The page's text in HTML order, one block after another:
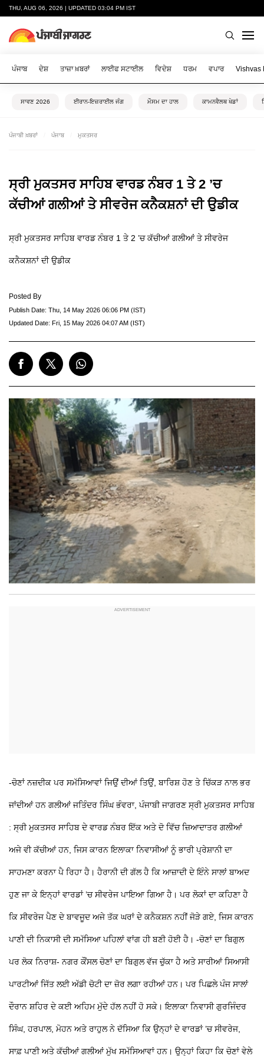
THU, AUG 06, 2026 | UPDATED 03:04 PM IST
ਪੰਜਾਬ ਦੇਸ਼ ਤਾਜ਼ਾ ਖ਼ਬਰਾਂ ਲਾਈਫ ਸਟਾਈਲ ਵਿਦੇਸ਼ ਧਰਮ ਵਪਾਰ Vishvas
ਸਾਵਣ 2026 ਈਰਾਨ-ਇਜ਼ਰਾਈਲ ਜੰਗ ਮੌਸਮ ਦਾ ਹਾਲ ਕਾਮਨਵੈਲਥ ਖੇਡਾਂ
ਪੰਜਾਬੀ ਖ਼ਬਰਾਂ ਪੰਜਾਬ ਮੁਕਤਸਰ
ਸ੍ਰੀ ਮੁਕਤਸਰ ਸਾਹਿਬ ਵਾਰਡ ਨੰਬਰ 1 ਤੇ 2 ’ਚ
ਕੱਚੀਆਂ ਗਲੀਆਂ ਤੇ ਸੀਵਰੇਜ ਕਨੈਕਸ਼ਨਾਂ ਦੀ ਉਡੀਕ
ਸ੍ਰੀ ਮੁਕਤਸਰ ਸਾਹਿਬ ਵਾਰਡ ਨੰਬਰ 1 ਤੇ 2 ’ਚ ਕੱਚੀਆਂ ਗਲੀਆਂ ਤੇ ਸੀਵਰੇਜ
ਕਨੈਕਸ਼ਨਾਂ ਦੀ ਉਡੀਕ
Posted By
Publish Date: Thu, 14 May 2026 06:06 PM (IST)
Updated Date: Fri, 15 May 2026 04:07 AM (IST)
-ਚੋਣਾਂ ਨਜ਼ਦੀਕ ਪਰ ਸਮੱਸਿਆਵਾਂ ਜਿਉਂ ਦੀਆਂ ਤਿਉਂ, ਬਾਰਿਸ਼ ਹੋਣਤੇ ਚਿੱਕੜ ਨਾਲ ਭਰ
ਜਾਂਦੀਆਂ ਹਨ ਗਲੀਆਂਜਤਿੰਦਰ ਸਿੰਘ ਭੰਵਰਾ, ਪੰਜਾਬੀ ਜਾਗਰਣਸ੍ਰੀ ਮੁਕਤਸਰ ਸਾਹਿਬ
: ਸ੍ਰੀ ਮੁਕਤਸਰ ਸਾਹਿਬ ਦੇ ਵਾਰਡ ਨੰਬਰ ਇੱਕ ਅਤੇ ਦੋ ਵਿੱਚ ਜ਼ਿਆਦਾਤਰ ਗਲੀਆਂ
ਅਜੇ ਵੀ ਕੱਚੀਆਂ ਹਨ, ਜਿਸ ਕਾਰਨ ਇਲਾਕਾ ਨਿਵਾਸੀਆਂ ਨੂੰ ਭਾਰੀ ਪ੍ਰੇਸ਼ਾਨੀ ਦਾ
ਸਾਹਮਣਾ ਕਰਨਾ ਪੈ ਰਿਹਾ ਹੈ। ਹੈਰਾਨੀ ਦੀ ਗੱਲ ਹੈ ਕਿ ਆਜ਼ਾਦੀ ਦੇ ਇੰਨੇ ਸਾਲਾਂ ਬਾਅਦ
ਹੁਣ ਜਾ ਕੇ ਇਨ੍ਹਾਂ ਵਾਰਡਾਂ ’ਚ ਸੀਵਰੇਜ ਪਾਇਆ ਗਿਆ ਹੈ। ਪਰ ਲੋਕਾਂ ਦਾ ਕਹਿਣਾ ਹੈ
ਕਿ ਸੀਵਰੇਜ ਪੈਣ ਦੇ ਬਾਵਜੂਦ ਅਜੇ ਤੱਕ ਘਰਾਂ ਦੇ ਕਨੈਕਸ਼ਨ ਨਹੀਂ ਜੋੜੇ ਗਏ, ਜਿਸ ਕਾਰਨ
ਪਾਣੀ ਦੀ ਨਿਕਾਸੀ ਦੀ ਸਮੱਸਿਆ ਪਹਿਲਾਂ ਵਾਂਗ ਹੀ ਬਣੀ ਹੋਈ ਹੈ। -ਚੋਣਾਂ ਦਾ ਬਿਗੁਲ
ਪਰ ਲੋਕ ਨਿਰਾਸ਼-ਨਗਰ ਕੌਂਸਲ ਚੋਣਾਂ ਦਾ ਬਿਗੁਲ ਵੱਜ ਚੁੱਕਾ ਹੈ ਅਤੇ ਸਾਰੀਆਂ ਸਿਆਸੀ
ਪਾਰਟੀਆਂ ਜਿੱਤ ਲਈ ਅੱਡੀ ਚੋਟੀ ਦਾ ਜ਼ੋਰ ਲਗਾ ਰਹੀਆਂ ਹਨ। ਪਰ ਪਿਛਲੇ ਪੰਜ ਸਾਲਾਂ
ਦੌਰਾਨ ਸ਼ਹਿਰ ਦੇ ਕਈ ਅਹਿਮ ਮੁੱਦੇ ਹੱਲ ਨਹੀਂ ਹੋ ਸਕੇ। ਇਲਾਕਾ ਨਿਵਾਸੀ ਗੁਰਜਿੰਦਰ
ਸਿੰਘ, ਹਰਪਾਲ, ਮੋਹਨ ਅਤੇ ਰਾਹੁਲ ਨੇ ਦੱਸਿਆ ਕਿ ਉਨ੍ਹਾਂ ਦੇ ਵਾਰਡਾਂ ’ਚ ਸੀਵਰੇਜ,
ਸਾਫ਼ ਪਾਣੀ ਅਤੇ ਕੱਚੀਆਂ ਗਲੀਆਂ ਮੁੱਖ ਸਮੱਸਿਆਵਾਂ ਹਨ। ਉਨ੍ਹਾਂ ਕਿਹਾ ਕਿ ਚੋਣਾਂ ਵੇਲੇ